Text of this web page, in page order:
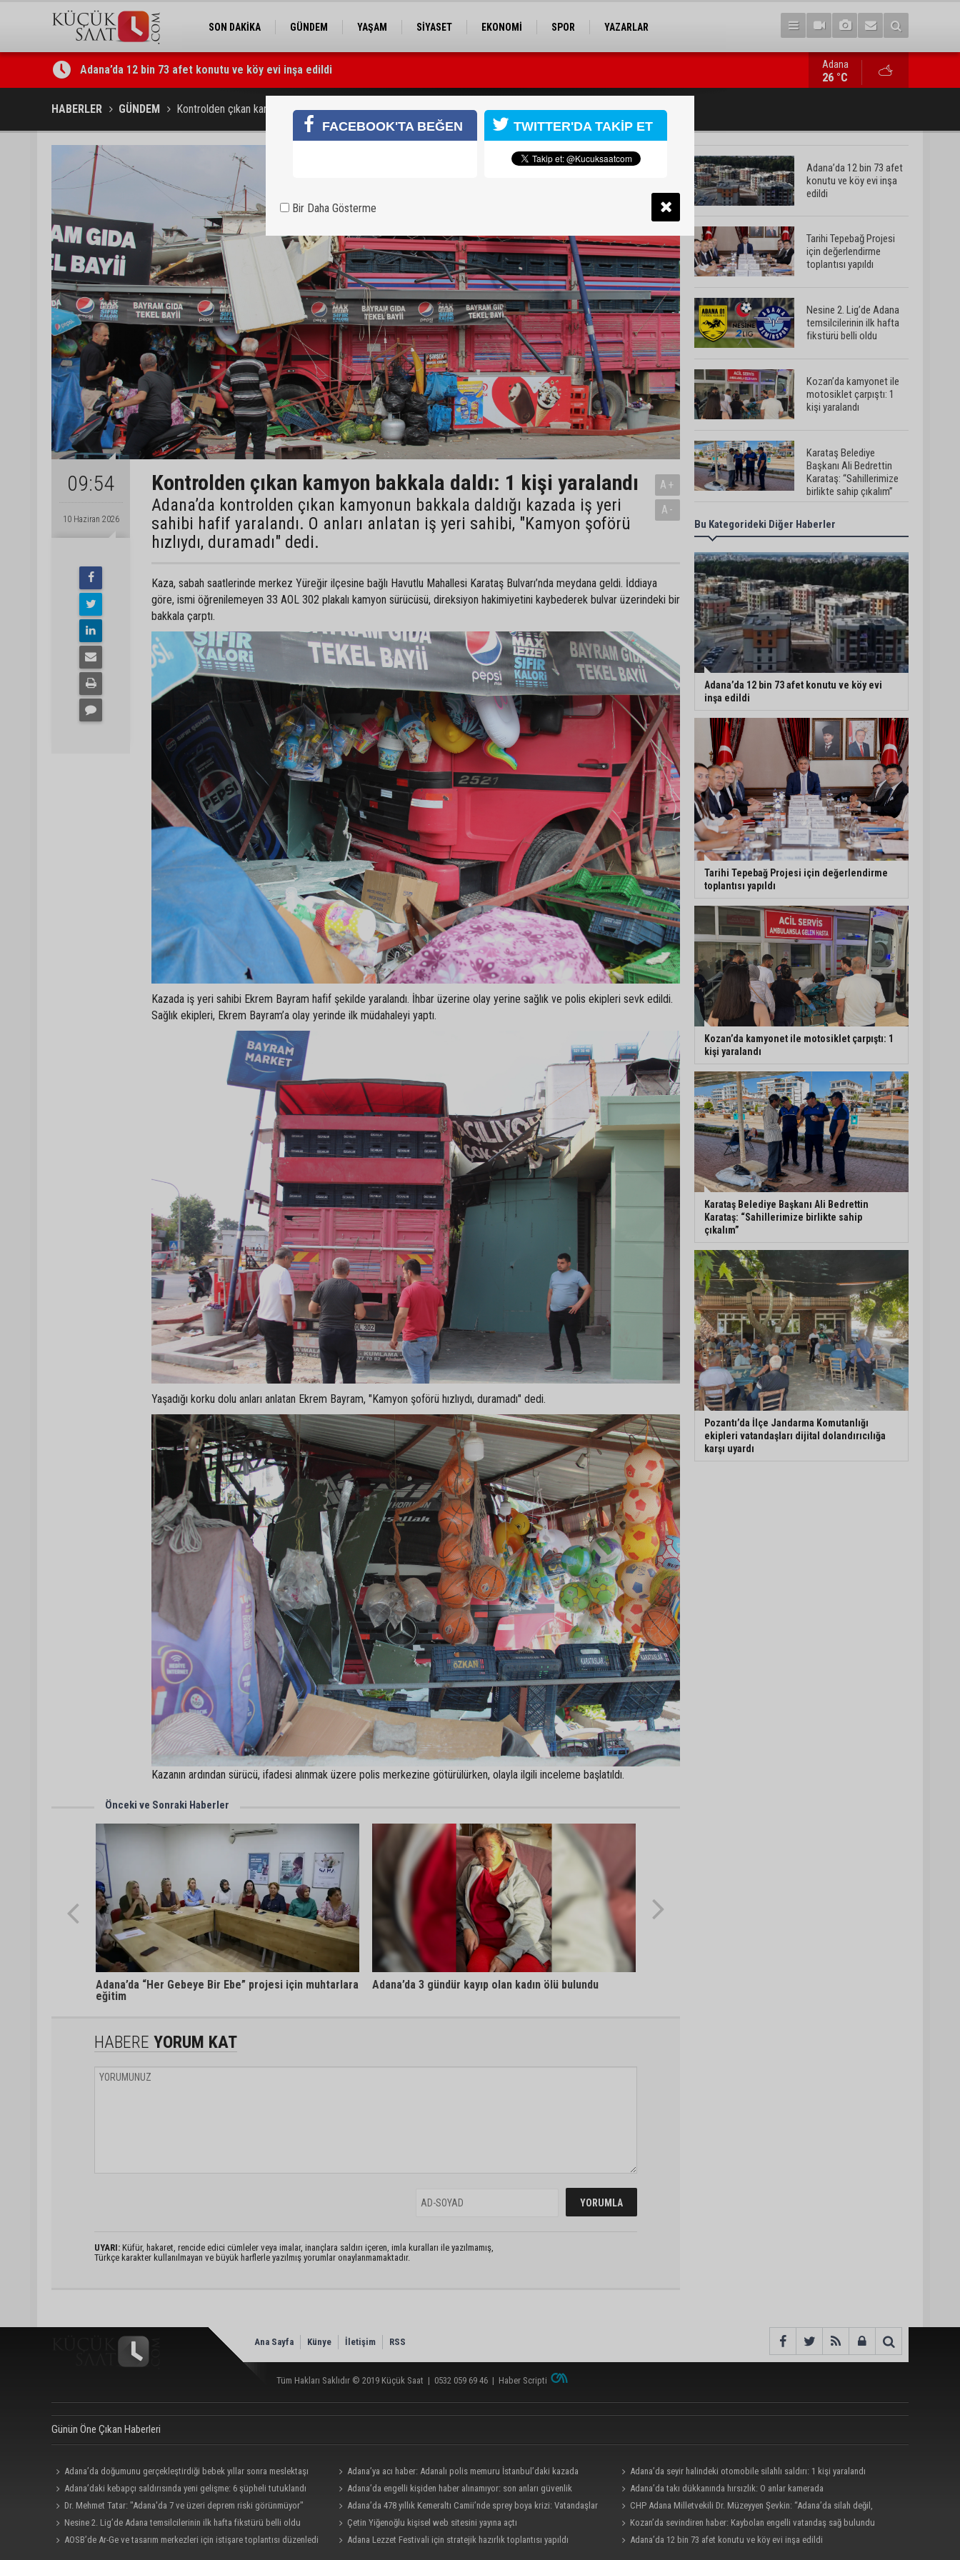
SON DAKİKA GÜNDEM YAŞAM SİYASET EKONOMİ SPOR YAZARLAR
Tarihi Tepebağ Projesi için değerlendirme toplantısı yapıldı Nesine 2. Lig’de Adana temsilcilerinin ilk hafta fikstürü belli
Adana
26 °C
HABERLER GÜNDEM Kontrolden çıkan kamyon bakkala daldı: 1 kişi yaralandı
09:54
10 Haziran 2026
Kontrolden çıkan kamyon bakkala daldı: 1 kişi yaralandı
Adana’da kontrolden çıkan kamyonun bakkala daldığı kazada iş yeri
sahibi hafif yaralandı. O anları anlatan iş yeri sahibi, "Kamyon şoförü
hızlıydı, duramadı" dedi.
A+
A-
Kaza, sabah saatlerinde merkez Yüreğir ilçesine bağlı Havutlu Mahallesi Karataş Bulvarı’nda meydana geldi. İddiaya
göre, ismi öğrenilemeyen 33 AOL 302 plakalı kamyon sürücüsü, direksiyon hakimiyetini kaybederek bulvar üzerindeki bir
bakkala çarptı.
Kazada iş yeri sahibi Ekrem Bayram hafif şekilde yaralandı. İhbar üzerine olay yerine sağlık ve polis ekipleri sevk edildi.
Sağlık ekipleri, Ekrem Bayram’a olay yerinde ilk müdahaleyi yaptı.
Yaşadığı korku dolu anları anlatan Ekrem Bayram, "Kamyon şoförü hızlıydı, duramadı" dedi.
Kazanın ardından sürücü, ifadesi alınmak üzere polis merkezine götürülürken, olayla ilgili inceleme başlatıldı.
Önceki ve Sonraki Haberler
Adana’da “Her Gebeye Bir Ebe” projesi için muhtarlara
eğitim
Adana’da 3 gündür kayıp olan kadın ölü bulundu
HABERE YORUM KAT
UYARI: Küfür, hakaret, rencide edici cümleler veya imalar, inançlara saldırı içeren, imla kuralları ile yazılmamış,
Türkçe karakter kullanılmayan ve büyük harflerle yazılmış yorumlar onaylanmamaktadır.
Adana’da 12 bin 73 afet
konutu ve köy evi inşa
edildi
Tarihi Tepebağ Projesi
için değerlendirme
toplantısı yapıldı
Nesine 2. Lig’de Adana
temsilcilerinin ilk hafta
fikstürü belli oldu
Kozan’da kamyonet ile
motosiklet çarpıştı: 1
kişi yaralandı
Karataş Belediye
Başkanı Ali Bedrettin
Karataş: “Sahillerimize
birlikte sahip çıkalım”
Pozantı’da İlçe
Jandarma Komutanlığı
ekipleri vatandaşları
dijital dolandırıcılığa
karşı uyardı
Adana Lezzet Festivali
için stratejik hazırlık
toplantısı yapıldı
Adana’da 478 yıllık
Kemeraltı Camii’nde
sprey boya krizi:
artırılmasını istedi
Adana’ya acı haber:
Adanalı polis memuru
İstanbul’daki kazada
hayatını kaybetti
Feke Belediyesi’nden
Çondu Mahallesi’nde yol
çalışması
Bu Kategorideki Diğer Haberler
Adana’da 12 bin 73 afet konutu ve köy evi
inşa edildi
Tarihi Tepebağ Projesi için değerlendirme
toplantısı yapıldı
Kozan’da kamyonet ile motosiklet çarpıştı: 1
kişi yaralandı
Karataş Belediye Başkanı Ali Bedrettin
Karataş: “Sahillerimize birlikte sahip
çıkalım”
Pozantı’da İlçe Jandarma Komutanlığı
ekipleri vatandaşları dijital dolandırıcılığa
karşı uyardı
Ana Sayfa Künye İletişim RSS
Tüm Hakları Saklıdır © 2019 Küçük Saat | 0532 059 69 46 | Haber Scripti
Günün Öne Çıkan Haberleri
Adana’da doğumunu gerçekleştirdiği bebek yıllar sonra meslektaşı
oldu: “Bu çok gurur verici”
Adana’ya acı haber: Adanalı polis memuru İstanbul’daki kazada
hayatını kaybetti
Adana’da seyir halindeki otomobile silahlı saldırı: 1 kişi yaralandı
Adana’daki kebapçı saldırısında yeni gelişme: 6 şüpheli tutuklandı
Adana’da engelli kişiden haber alınamıyor: son anları güvenlik
kamerasına yansıdı.
Adana’da takı dükkanında hırsızlık: O anlar kamerada
Dr. Mehmet Tatar: "Adana'da 7 ve üzeri deprem riski görünmüyor"
Adana’da 478 yıllık Kemeraltı Camii’nde sprey boya krizi: Vatandaşlar
denetimlerin artırılmasını istedi
CHP Adana Milletvekili Dr. Müzeyyen Şevkin: “Adana’da silah değil,
yaşam hakkı korunmalı”
Nesine 2. Lig’de Adana temsilcilerinin ilk hafta fikstürü belli oldu Çetin Yiğenoğlu kişisel web sitesini yayına açtı
Kozan’da sevindiren haber: Kaybolan engelli vatandaş sağ bulundu
AOSB’de Ar-Ge ve tasarım merkezleri için istişare toplantısı düzenledi
Adana Lezzet Festivali için stratejik hazırlık toplantısı yapıldı Adana’da 12 bin 73 afet konutu ve köy evi inşa edildi
FACEBOOK'TA BEĞEN TWITTER'DA TAKİP ET
Bir Daha Gösterme